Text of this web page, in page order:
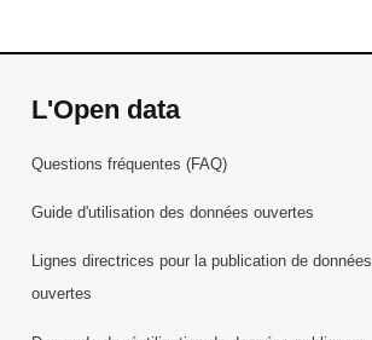
L'Open data
Questions fréquentes (FAQ)
Guide d'utilisation des données ouvertes
Lignes directrices pour la publication de données
ouvertes